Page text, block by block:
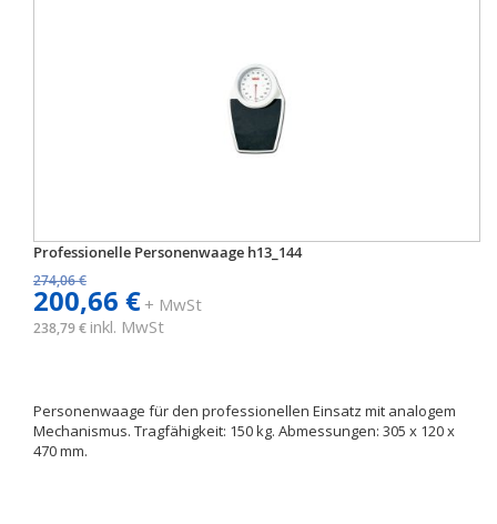
Professionelle Personenwaage h13_144
274,06 €
200,66 €+ MwSt
238,79 € inkl. MwSt
Personenwaage für den professionellen Einsatz mit analogem
Mechanismus. Tragfähigkeit: 150 kg. Abmessungen: 305 x 120 x
470 mm.